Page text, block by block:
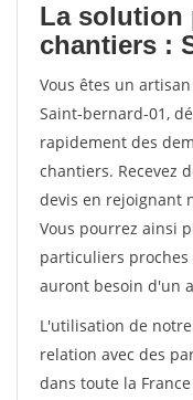
La solution
chantiers :
Vous êtes un
Saint-bernard-01,
rapidement des
chantiers. Recevez
devis en rejoignant
Vous pourrez ainsi
particuliers
auront besoin d'un
L'utilisation de
relation avec des
dans toute la